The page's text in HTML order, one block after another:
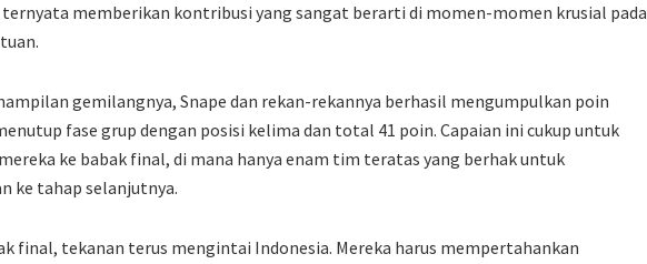
memberikan kontribusi yang sangat berarti di momen-momen krusial pada
gemilangnya, Snape dan rekan-rekannya berhasil mengumpulkan poin
fase grup dengan posisi kelima dan total 41 poin. Capaian ini cukup untuk
ke babak final, di mana hanya enam tim teratas yang berhak untuk
ke tahap selanjutnya.
final, tekanan terus mengintai Indonesia. Mereka harus mempertahankan